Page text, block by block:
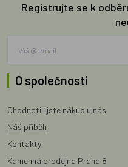
Registrujte se k
O společnosti
Ohodnotili jste nákup u nás
Náš příběh
Kontakty
Kamenná prodejna Praha 8